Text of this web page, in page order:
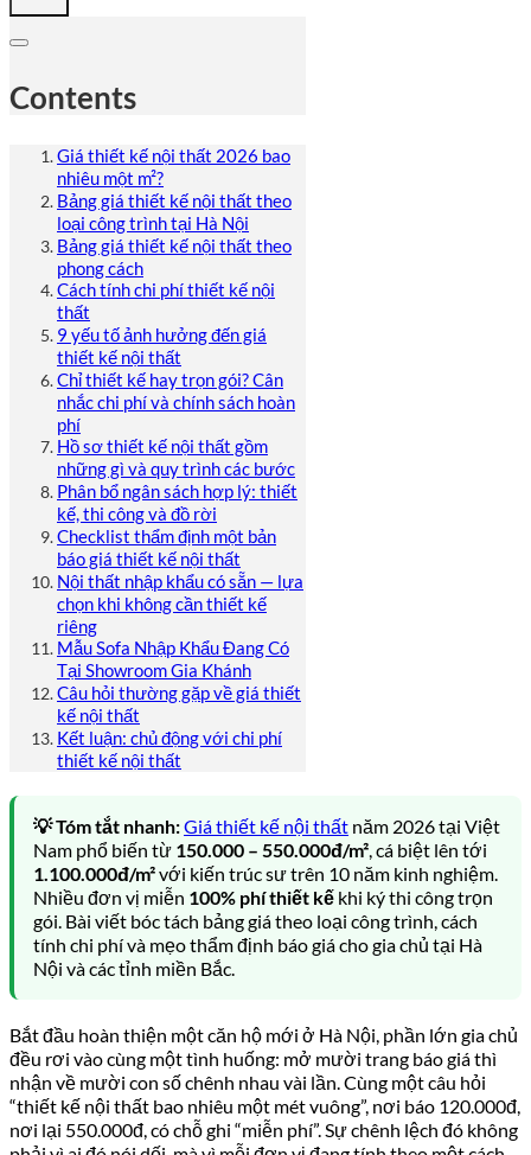
Contents
Giá thiết kế nội thất 2026 bao
nhiêu một m²?
Bảng giá thiết kế nội thất theo
loại công trình tại Hà Nội
Bảng giá thiết kế nội thất theo
phong cách
Cách tính chi phí thiết kế nội
thất
9 yếu tố ảnh hưởng đến giá
thiết kế nội thất
Chỉ thiết kế hay trọn gói? Cân
nhắc chi phí và chính sách hoàn
phí
Hồ sơ thiết kế nội thất gồm
những gì và quy trình các bước
Phân bổ ngân sách hợp lý: thiết
kế, thi công và đồ rời
Checklist thẩm định một bản
báo giá thiết kế nội thất
Nội thất nhập khẩu có sẵn — lựa
chọn khi không cần thiết kế
riêng
Mẫu Sofa Nhập Khẩu Đang Có
Tại Showroom Gia Khánh
Câu hỏi thường gặp về giá thiết
kế nội thất
Kết luận: chủ động với chi phí
thiết kế nội thất
💡 Tóm tắt nhanh:Giá thiết kế nội thất năm 2026 tại Việt
Nam phổ biến từ 150.000 – 550.000đ/m², cá biệt lên tới
1.100.000đ/m²với kiến trúc sư trên 10 năm kinh nghiệm.
Nhiều đơn vị miễn 100% phí thiết kế khi ký thi công trọn
gói. Bài viết bóc tách bảng giá theo loại công trình, cách
tính chi phí và mẹo thẩm định báo giá cho gia chủ tại Hà
Nội và các tỉnh miền Bắc.
Bắt đầu hoàn thiện một căn hộ mới ở Hà Nội, phần lớn gia chủ
đều rơi vào cùng một tình huống: mở mười trang báo giá thì
nhận về mười con số chênh nhau vài lần. Cùng một câu hỏi
“thiết kế nội thất bao nhiêu một mét vuông”, nơi báo 120.000đ,
nơi lại 550.000đ, có chỗ ghi “miễn phí”. Sự chênh lệch đó không